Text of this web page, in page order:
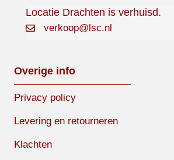
Locatie Drachten is verhuisd.
verkoop@lsc.nl
Overige info
Privacy policy
Levering en retourneren
Klachten